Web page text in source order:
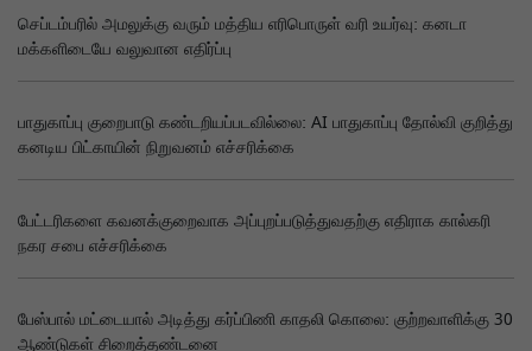
செப்டம்பரில் அமலுக்கு வரும் மத்திய எரிபொருள் வரி உயர்வு: கனடா
மக்களிடையே வலுவான எதிர்ப்பு
பாதுகாப்பு குறைபாடு கண்டறியப்படவில்லை: AI பாதுகாப்பு தோல்வி குறித்து
கனடிய பிட்காயின் நிறுவனம் எச்சரிக்கை
பேட்டரிகளை கவனக்குறைவாக அப்புறப்படுத்துவதற்கு எதிராக கால்கரி
நகர சபை எச்சரிக்கை
பேஸ்பால் மட்டையால் அடித்து கர்ப்பிணி காதலி கொலை: குற்றவாளிக்கு 30
ஆண்டுகள் சிறைத்தண்டனை